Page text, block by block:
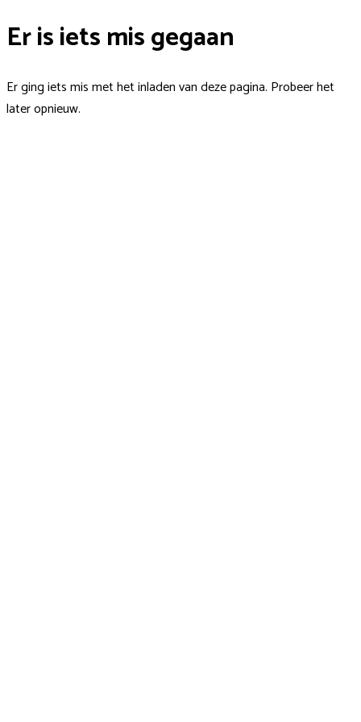
Er is iets mis gegaan
Er ging iets mis met het inladen van deze pagina. Probeer het
later opnieuw.